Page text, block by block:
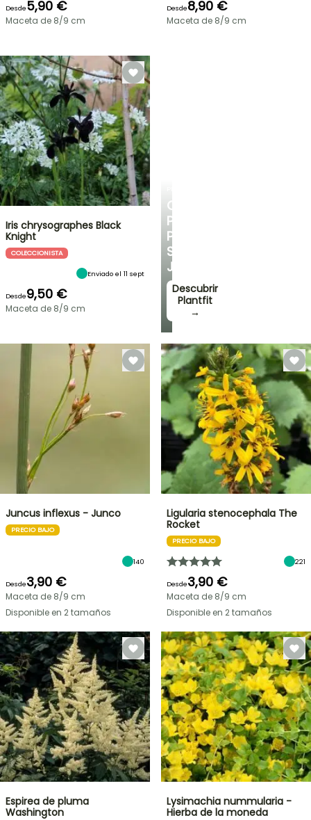
CONSEJOS
PERSONALIZADOS
PARA
SU
JARDÍN
Descubrir
Plantfit
→
Desde5,90 €
Maceta de 8/9 cm
Desde8,90 €
Maceta de 8/9 cm
Iris chrysographes Black
Knight
COLECCIONISTA
Enviado el 11 sept
Desde9,50 €
Maceta de 8/9 cm
Juncus inflexus - Junco
PRECIO BAJO
140
Desde3,90 €
Maceta de 8/9 cm
Disponible en 2 tamaños
Ligularia stenocephala The
Rocket
PRECIO BAJO
221
Desde3,90 €
Maceta de 8/9 cm
Disponible en 2 tamaños
Espirea de pluma
Washington
Lysimachia nummularia -
Hierba de la moneda